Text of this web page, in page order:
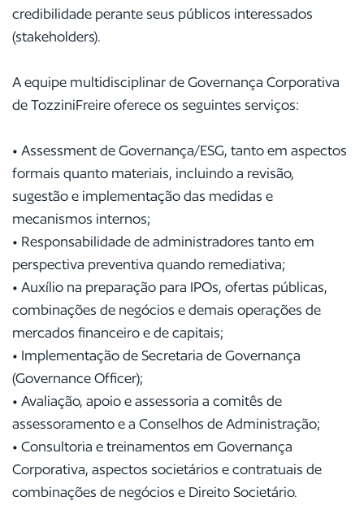
credibilidade perante seus públicos interessados
(stakeholders).
A equipe multidisciplinar de Governança Corporativa
de TozziniFreire oferece os seguintes serviços:
• Assessment de Governança/ESG, tanto em aspectos
formais quanto materiais, incluindo a revisão,
sugestão e implementação das medidas e
mecanismos internos;
• Responsabilidade de administradores tanto em
perspectiva preventiva quando remediativa;
• Auxílio na preparação para IPOs, ofertas públicas,
combinações de negócios e demais operações de
mercados financeiro e de capitais;
• Implementação de Secretaria de Governança
(Governance Officer);
• Avaliação, apoio e assessoria a comitês de
assessoramento e a Conselhos de Administração;
• Consultoria e treinamentos em Governança
Corporativa, aspectos societários e contratuais de
combinações de negócios e Direito Societário.